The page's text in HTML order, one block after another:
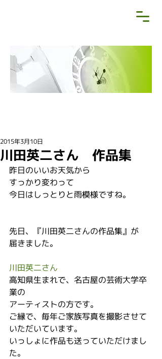
川田英二さん 作品集
2015年3月10日
昨日のいいお天気から
すっかり変わって
今日はしっとりと雨模様ですね。
先日、『川田英二さんの作品集』が
届きました。
川田英二さん
高知県生まれで、名古屋の芸術大学卒
業の
アーティストの方です。
ご縁で、毎年ご家族写真を撮影させて
いただいています。
いっしょに作品も送っていただけまし
た。